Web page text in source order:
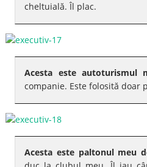
cheltuială. Îl plac.
Acesta este autoturismul
companie. Este folosită doar
Acesta este paltonul meu